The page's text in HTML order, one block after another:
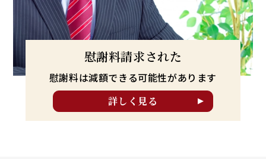
慰謝料請求された
慰謝料は減額できる可能性があります
詳しく見る